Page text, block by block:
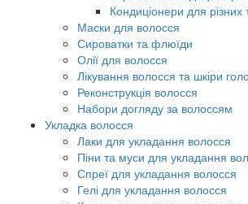
Кондиціонери для різних
Маски для волосся
Сироватки та флюїди
Олії для волосся
Лікування волосся та шкіри
Реконструкція волосся
Набори догляду за волоссям
Укладка волосся
Лаки для укладання волосся
Піни та муси для укладання
Спреї для укладання волосся
Гелі для укладання волосся